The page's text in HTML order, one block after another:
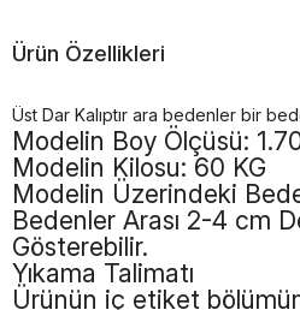
Ürün Özellikleri
Üst Dar Kalıptır ara bedenler bir
Modelin Boy Ölçüsü:
Modelin Kilosu: 60 KG
Modelin Üzerindeki
Bedenler Arası 2-4 cm
Gösterebilir.
Yıkama Talimatı
Ürünün iç etiket